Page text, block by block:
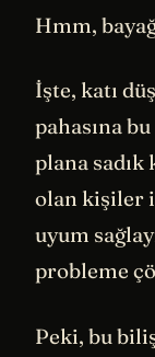
Hmm,
İşte, katı
pahasına
plana
olan kişiler
uyum
probleme
Peki, bu